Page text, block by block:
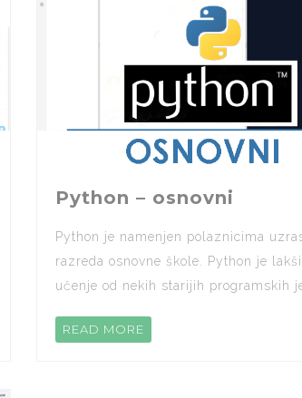
Python – osnovni
Python je namenjen polaznicima
razreda osnovne škole. Python je
učenje od nekih starijih programskih
READ MORE